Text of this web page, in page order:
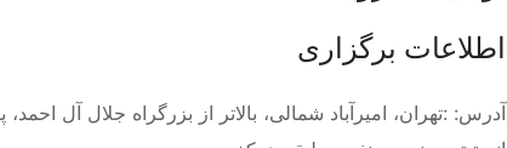
اطلاعات برگزاری
آدرس: :تهران، امیرآباد شمالی، بالاتر از بزرگراه جلال آل